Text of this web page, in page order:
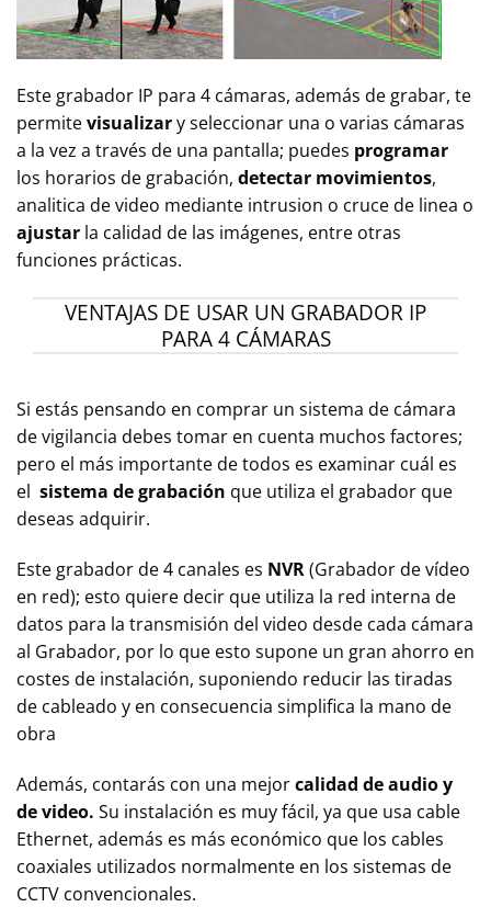
Este grabador IP para 4 cámaras, además de grabar, te
permitevisualizary seleccionar una o varias cámaras
a la vez a través de una pantalla; puedes programar
los horarios de grabación, detectar movimientos,
analitica de video mediante intrusion o cruce de linea o
ajustar la calidad de las imágenes, entre otras
funciones prácticas.
VENTAJAS DE USAR UN GRABADOR IP
PARA 4 CÁMARAS
Si estás pensando en comprar un sistema de cámara
de vigilancia debes tomar en cuenta muchos factores;
pero el más importante de todos es examinar cuál es
el sistema de grabación que utiliza el grabador que
deseas adquirir.
Este grabador de 4 canales es NVR(Grabador de vídeo
en red); esto quiere decir que utiliza la red interna de
datos para la transmisión del video desde cada cámara
al Grabador, por lo que esto supone un gran ahorro en
costes de instalación, suponiendo reducir las tiradas
de cableado y en consecuencia simplifica la mano de
obra
Además, contarás con una mejorcalidad de audio y
de video. Su instalación es muy fácil, ya que usa cable
Ethernet, además es más económico que los cables
coaxiales utilizados normalmente en los sistemas de
CCTV convencionales.